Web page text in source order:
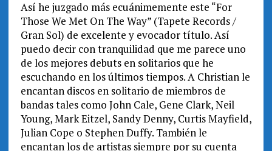
Así he juzgado más ecuánimemente este “For
Those We Met On The Way” (Tapete Records /
Gran Sol) de excelente y evocador título. Así
puedo decir con tranquilidad que me parece uno
de los mejores debuts en solitarios que he
escuchando en los últimos tiempos. A Christian le
encantan discos en solitario de miembros de
bandas tales como John Cale, Gene Clark, Neil
Young, Mark Eitzel, Sandy Denny, Curtis Mayfield,
Julian Cope o Stephen Duffy. También le
encantan los de artistas siempre por su cuenta